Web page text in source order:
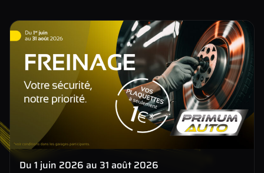
Du 1 juin 2026 au 31 août 2026